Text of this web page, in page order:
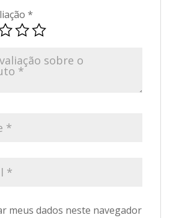
*
meus dados neste navegador